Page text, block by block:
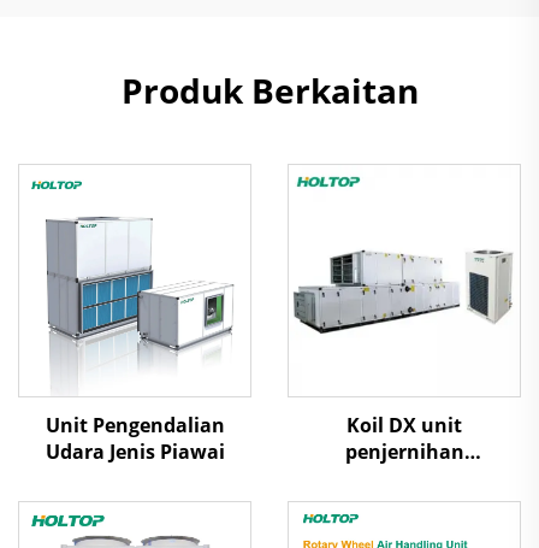
Produk Berkaitan
Unit Pengendalian
Udara Jenis Piawai
Koil DX unit
penjernihan